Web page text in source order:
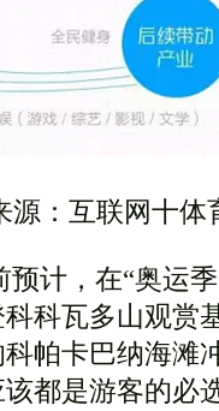
源：互联网十体
计，在“奥运
科瓦多山观赏
帕卡巴纳海滩
都是游客的必